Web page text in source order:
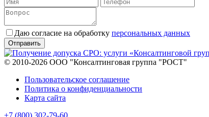
Даю согласие на обработку персональных данных
© 2010-2026 ООО "Консалтинговая группа "РОСТ"
Пользовательское соглашение
Политика о конфиденциальности
Карта сайта